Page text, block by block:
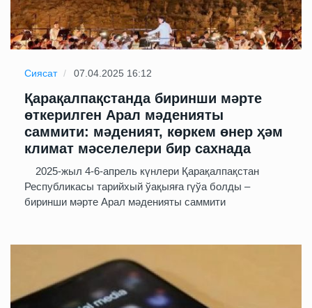
Сиясат 07.04.2025 16:12
Қарақалпақстанда биринши мәрте
өткерилген Арал мәденияты
саммити: мәденият, көркем өнер ҳәм
климат мәселелери бир сахнада
2025-жыл 4-6-апрель күнлери Қарақалпақстан
Республикасы тарийхый ўақыяға гүўа болды –
биринши мәрте Арал мәденияты саммити